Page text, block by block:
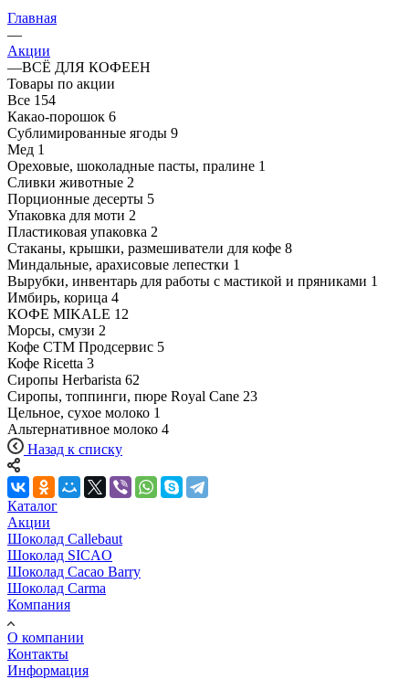
Главная
—
Акции
—ВСЁ ДЛЯ КОФЕЕН
Товары по акции
Все 154
Какао-порошок 6
Сублимированные ягоды 9
Мед 1
Ореховые, шоколадные пасты, пралине 1
Сливки животные 2
Порционные десерты 5
Упаковка для моти 2
Пластиковая упаковка 2
Стаканы, крышки, размешиватели для кофе 8
Миндальные, арахисовые лепестки 1
Вырубки, инвентарь для работы с мастикой и пряниками 1
Имбирь, корица 4
КОФЕ MIKALE 12
Морсы, смузи 2
Кофе СТМ Продсервис 5
Кофе Ricetta 3
Сиропы Herbarista 62
Сиропы, топпинги, пюре Royal Cane 23
Цельное, сухое молоко 1
Альтернативное молоко 4
Назад к списку
Каталог
Акции
Шоколад Callebaut
Шоколад SICAO
Шоколад Cacao Barry
Шоколад Carma
Компания
О компании
Контакты
Информация